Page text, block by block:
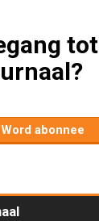
tot
Word abonnee